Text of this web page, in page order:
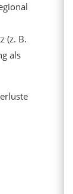
(z. B.
als